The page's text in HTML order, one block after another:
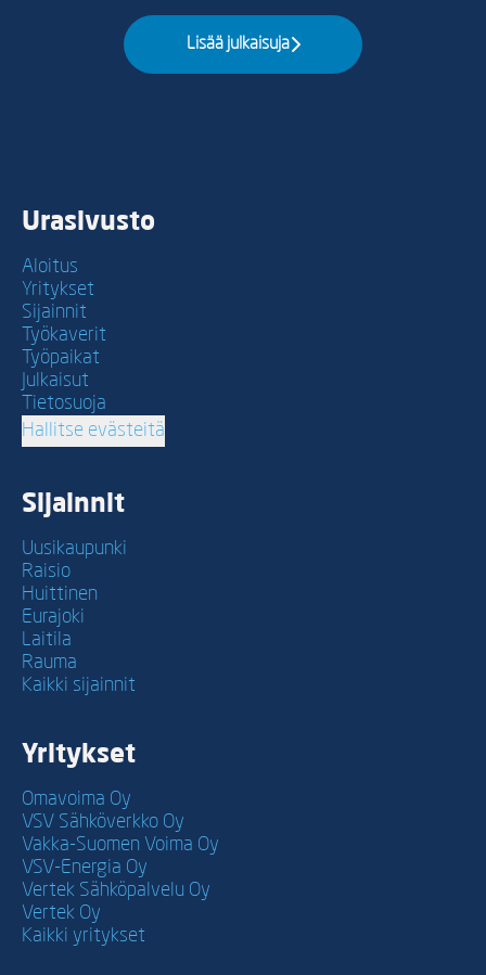
Lisää julkaisuja
Urasivusto
Aloitus
Yritykset
Sijainnit
Työkaverit
Työpaikat
Julkaisut
Tietosuoja
Hallitse evästeitä
Sijainnit
Uusikaupunki
Raisio
Huittinen
Eurajoki
Laitila
Rauma
Kaikki sijainnit
Yritykset
Omavoima Oy
VSV Sähköverkko Oy
Vakka-Suomen Voima Oy
VSV-Energia Oy
Vertek Sähköpalvelu Oy
Vertek Oy
Kaikki yritykset